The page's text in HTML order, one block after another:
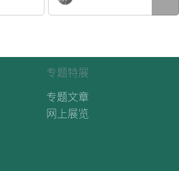
专题特展
专题文章
网上展览